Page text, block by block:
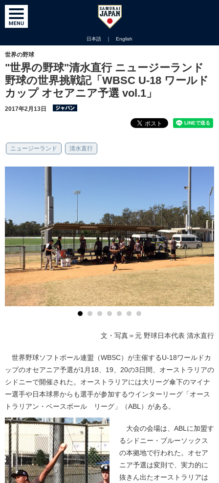
日本語 ｜ English
世界の野球
"世界の野球"清水直行 ニュージーランド
野球の世界挑戦記「WBSC U-18 ワールド
カップ オセアニア予選 vol.1」
2017年2月13日
ニュージーランド 清水直行
文・写真＝元 野球日本代表 清水直行
世界野球ソフトボール連盟（WBSC）が主催するU-18ワールドカ
ップのオセアニア予選が1月18、19、20の3日間、オーストラリアの
シドニーで開催された。オーストラリアには大リーグ傘下のマイナ
ー選手や日本球界からも選手が参加するウインターリーグ「オース
トラリアン・ベースボール リーグ」（ABL）がある。
大会の会場は、ABLに加盟す
るシドニー・ブルーソックス
の本拠地で行われた。オセア
ニア予選は変則で、実力的に
抜きん出たオーストラリアは